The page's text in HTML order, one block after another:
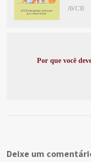
AVCB
Por que você
Deixe um